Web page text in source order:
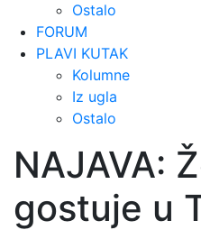
Ostalo
FORUM
PLAVI KUTAK
Kolumne
Iz ugla
Ostalo
NAJAVA:
gostuje u